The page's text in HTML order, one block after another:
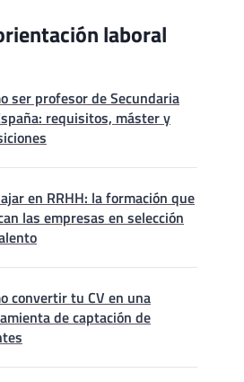
laboral
ser profesor de Secundaria
requisitos, máster y
en RRHH: la formación que
las empresas en selección
convertir tu CV en una
de captación de